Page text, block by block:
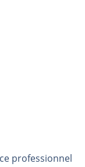
professionnel